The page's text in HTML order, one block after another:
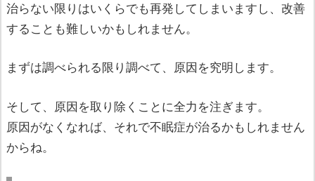
治らない限りはいくらでも再発してしまいますし、改善
することも難しいかもしれません。
まずは調べられる限り調べて、原因を究明します。
そして、原因を取り除くことに全力を注ぎます。
原因がなくなれば、それで不眠症が治るかもしれません
からね。